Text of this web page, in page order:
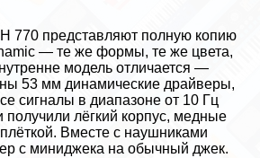
770 представляют полную копию
— те же формы, те же цвета,
модель отличается —
53 мм динамические драйверы,
сигналы в диапазоне от 10 Гц
лёгкий корпус, медные
Вместе с наушниками
с миниджека на обычный джек.